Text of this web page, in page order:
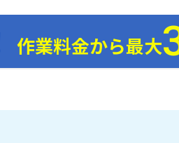
作業料金から最大